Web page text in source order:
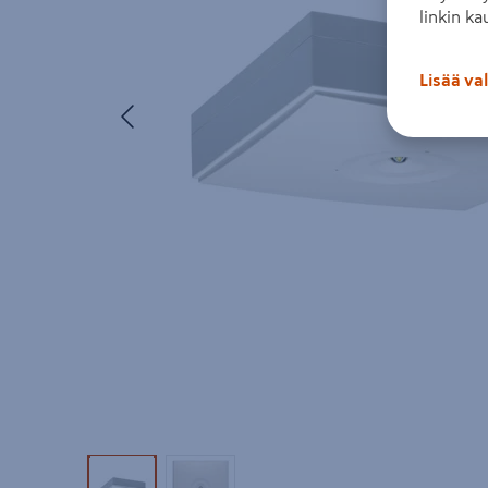
Edellinen
linkin
Lisää